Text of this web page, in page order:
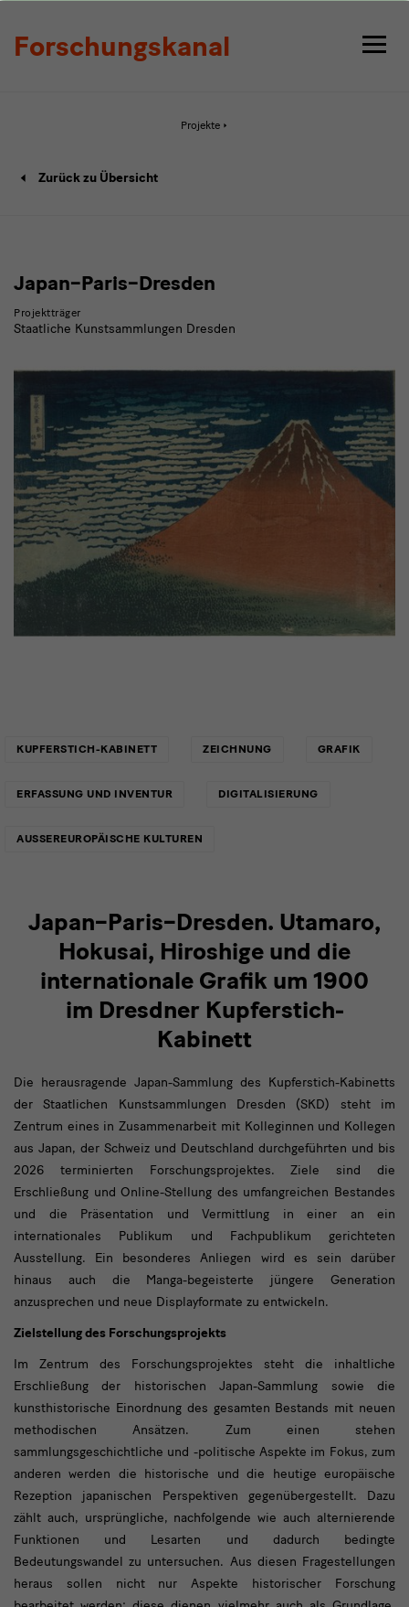
Forschungskanal
Projekte
Projekt
Zurück zu Übersicht
Japan–Paris–Dresden
Projektträger
Staatliche Kunstsammlungen Dresden
KUPFERSTICH-KABINETT ZEICHNUNG GRAFIK
ERFASSUNG UND INVENTUR DIGITALISIERUNG
AUSSEREUROPÄISCHE KULTUREN
Japan–Paris–Dresden. Utamaro,
Hokusai, Hiroshige und die
internationale Grafik um 1900
im Dresdner Kupferstich-
Kabinett
Die herausragende Japan-Sammlung des Kupferstich-Kabinetts
der Staatlichen Kunstsammlungen Dresden (SKD) steht im
Zentrum eines in Zusammenarbeit mit Kolleginnen und Kollegen
aus Japan, der Schweiz und Deutschland durchgeführten und bis
2026 terminierten Forschungsprojektes. Ziele sind die
Erschließung und Online-Stellung des umfangreichen Bestandes
und die Präsentation und Vermittlung in einer an ein
internationales Publikum und Fachpublikum gerichteten
Ausstellung. Ein besonderes Anliegen wird es sein darüber
hinaus auch die Manga-begeisterte jüngere Generation
anzusprechen und neue Displayformate zu entwickeln.
Zielstellung des Forschungsprojekts
Im Zentrum des Forschungsprojektes steht die inhaltliche
Erschließung der historischen Japan-Sammlung sowie die
kunsthistorische Einordnung des gesamten Bestands mit neuen
methodischen Ansätzen. Zum einen stehen
sammlungsgeschichtliche und -politische Aspekte im Fokus, zum
anderen werden die historische und die heutige europäische
Rezeption japanischen Perspektiven gegenübergestellt. Dazu
zählt auch, ursprüngliche, nachfolgende wie auch alternierende
Funktionen und Lesarten und dadurch bedingte
Bedeutungswandel zu untersuchen. Aus diesen Fragestellungen
heraus sollen nicht nur Aspekte historischer Forschung